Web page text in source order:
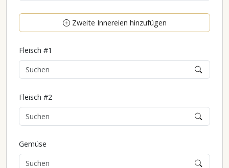
Zweite Innereien hinzufügen
Fleisch #1
Fleisch #2
Gemüse